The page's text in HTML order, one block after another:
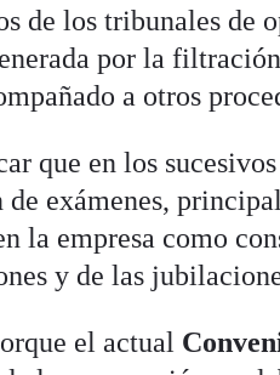
de los tribunales de
por la
a otros
que en los
de exámenes,
la empresa como
y de las
el actual